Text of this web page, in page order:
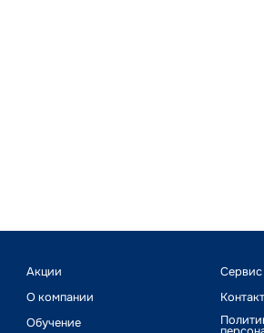
Акции
О компании
Обучение
Сервис